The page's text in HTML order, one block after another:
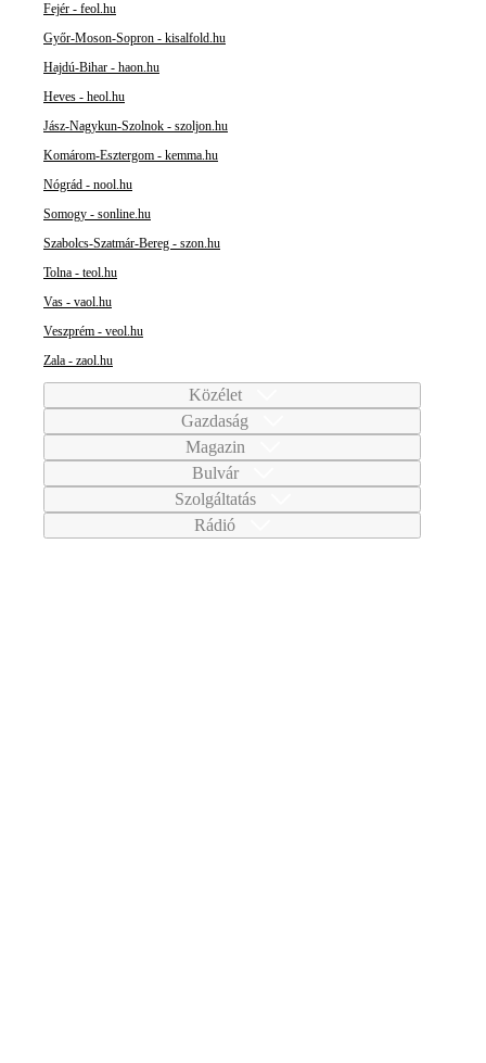
Fejér - feol.hu
Győr-Moson-Sopron - kisalfold.hu
Hajdú-Bihar - haon.hu
Heves - heol.hu
Jász-Nagykun-Szolnok - szoljon.hu
Komárom-Esztergom - kemma.hu
Nógrád - nool.hu
Somogy - sonline.hu
Szabolcs-Szatmár-Bereg - szon.hu
Tolna - teol.hu
Vas - vaol.hu
Veszprém - veol.hu
Zala - zaol.hu
Közélet
Gazdaság
Magazin
Bulvár
Szolgáltatás
Rádió